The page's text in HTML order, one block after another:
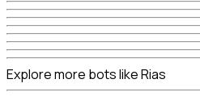
Explore more bots like Rias